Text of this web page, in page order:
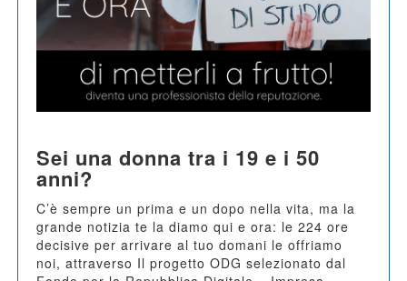
Sei una donna tra i 19 e i 50
anni?
C’è sempre un prima e un dopo nella vita, ma la
grande notizia te la diamo qui e ora: le 224 ore
decisive per arrivare al tuo domani le offriamo
noi, attraverso Il progetto ODG selezionato dal